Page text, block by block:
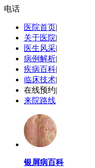
电话
医院首页|
关于医院|
医生风采|
病例解析|
疾病百科|
临床技术|
在线预约|
来院路线
银屑病百科